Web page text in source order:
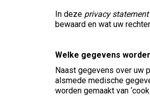
In deze privacy statement
bewaard en wat uw
Welke gegevens
Naast gegevens over uw
alsmede medische
worden gemaakt van